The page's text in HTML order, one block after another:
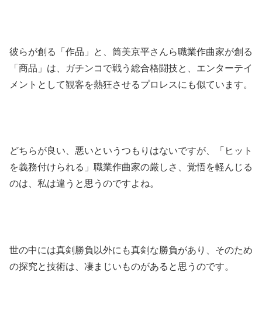
彼らが創る「作品」と、筒美京平さんら職業作曲家が創る
「商品」は、ガチンコで戦う総合格闘技と、エンターテイ
メントとして観客を熱狂させるプロレスにも似ています。
どちらが良い、悪いというつもりはないですが、「ヒット
を義務付けられる」職業作曲家の厳しさ、覚悟を軽んじる
のは、私は違うと思うのですよね。
世の中には真剣勝負以外にも真剣な勝負があり、そのため
の探究と技術は、凄まじいものがあると思うのです。